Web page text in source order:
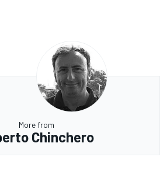
More from
Chinchero